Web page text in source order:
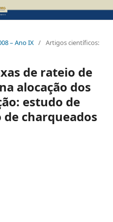
– Ano IX / Artigos científicos:
de rateio de
alocação dos
estudo de
charqueados